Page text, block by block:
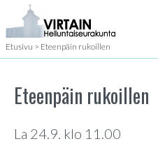
Etusivu > Eteenpäin rukoillen
Eteenpäin rukoillen
La 24.9. klo 11.00